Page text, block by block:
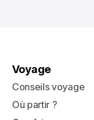
Voyage
Conseils voyage
Où partir ?